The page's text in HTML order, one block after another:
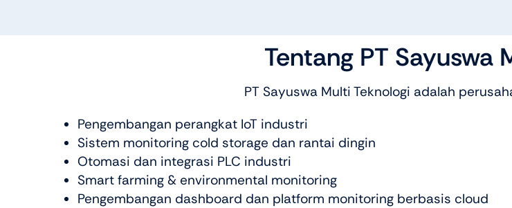
Tentang PT Sayuswa
PT Sayuswa Multi Teknologi adalah
Pengembangan perangkat IoT industri
Sistem monitoring cold storage dan rantai dingin
Otomasi dan integrasi PLC industri
Smart farming & environmental monitoring
Pengembangan dashboard dan platform monitoring berbasis cloud